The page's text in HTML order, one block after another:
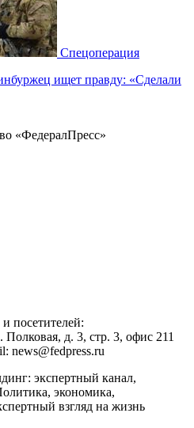
Спецоперация
ищет правду: «Сделали
«ФедералПресс»
посетителей:
Полковая, д. 3, стр. 3, офис 211
news@fedpress.ru
экспертный канал,
экономика,
взгляд на жизнь